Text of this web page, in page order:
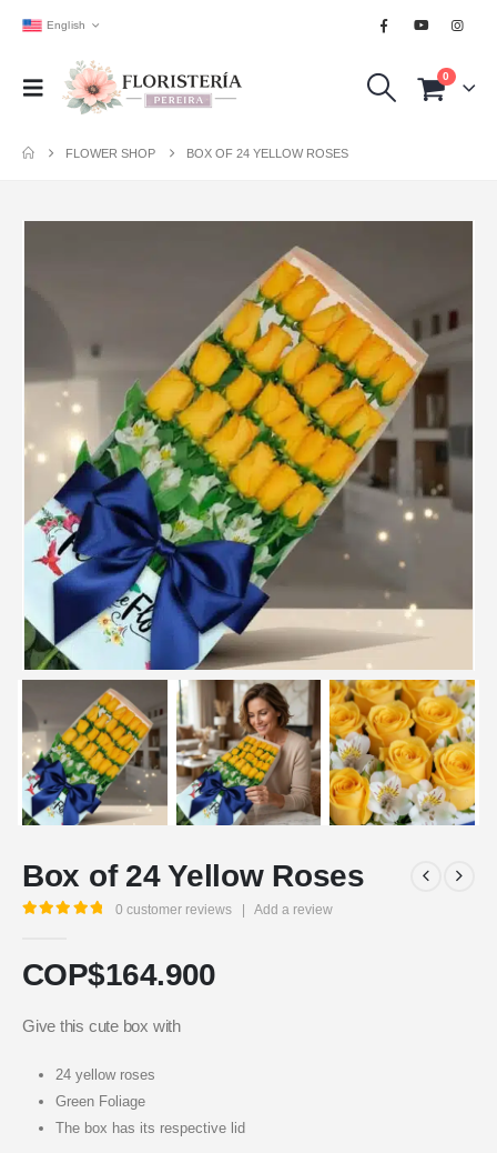
English
0
FLOWER SHOP BOX OF 24 YELLOW ROSES
Box of 24 Yellow Roses
0 customer reviews Add a review
COP$164.900
Give this cute box with
24 yellow roses
Green Foliage
The box has its respective lid